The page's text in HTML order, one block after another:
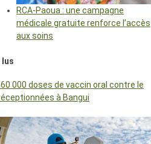
RCA-Paoua : une campagne
médicale gratuite renforce l’accès
aux soins
lus
000 doses de vaccin oral contre le
à Bangui